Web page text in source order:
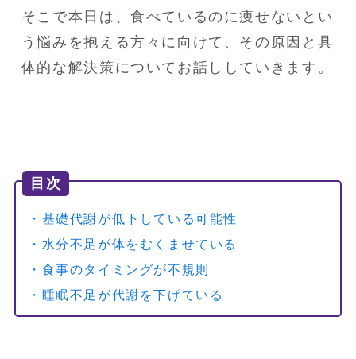
そこで本日は、食べているのに痩せないとい
う悩みを抱える方々に向けて、その原因と具
体的な解決策についてお話ししていきます。
目次
・基礎代謝が低下している可能性
・水分不足が体をむくませている
・食事のタイミングが不規則
・睡眠不足が代謝を下げている